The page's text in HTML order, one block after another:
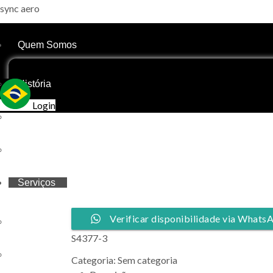
sync aero
Quem Somos
História
Serviços
Propriedade Compartilhada
Login
Verificar disponibilidade via
S4377-3
Categoria: Sem categoria